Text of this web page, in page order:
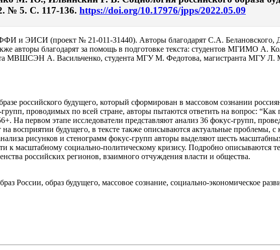
№ 5. С. 117-136. https://doi.org/10.17976/jpps/2022.05.09
и ЭИСИ (проект № 21-011-31440). Авторы благодарят С.А. Белановского,
авторы благодарят за помощь в подготовке текста: студентов МГИМО А.
МВШСЭН А. Васильченко, студента МГУ М. Федотова, магистранта МГУ
российского будущего, который сформирован в массовом сознании
проводимых по всей стране, авторы пытаются ответить на вопрос:
На первом этапе исследователи представляют анализ 36 фокус-групп,
восприятии будущего, в тексте также описываются актуальные проблемы,
рисунков и стенограмм фокус-групп авторы выделяют шесть
к масштабному социально-политическому кризису. Подробно описываются
российских регионов, взаимного отчуждения власти и общества.
России, образ будущего, массовое сознание, социально-экономическое